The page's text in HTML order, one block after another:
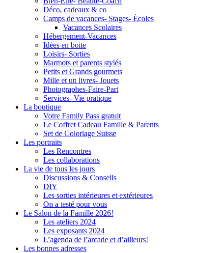
Déco, cadeaux & co
Camps de vacances- Stages- Écoles
Vacances Scolaires
Hébergement-Vacances
Idées en boite
Loisirs- Sorties
Marmots et parents stylés
Petits et Grands gourmets
Mille et un livres- Jouets
Photographes-Faire-Part
Services- Vie pratique
La boutique
Votre Family Pass gratuit
Le Coffret Cadeau Famille & Parents
Set de Coloriage Suisse
Les portraits
Les Rencontres
Les collaborations
La vie de tous les jours
Discussions & Conseils
DIY
Les sorties intérieures et extérieures
On a testé pour vous
Le Salon de la Famille 2026!
Les ateliers 2024
Les exposants 2024
L’agenda de l’arcade et d’ailleurs!
Les bonnes adresses